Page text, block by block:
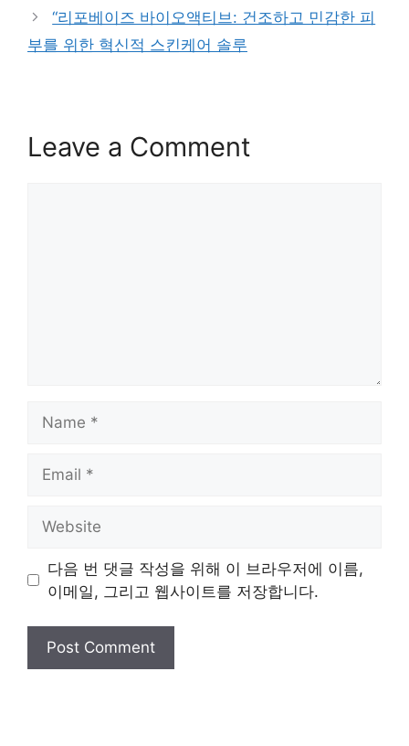
“리포베이즈 바이오액티브: 건조하고 민감한 피
부를 위한 혁신적 스킨케어 솔루
Leave a Comment
다음 번 댓글 작성을 위해 이 브라우저에 이름,
이메일, 그리고 웹사이트를 저장합니다.